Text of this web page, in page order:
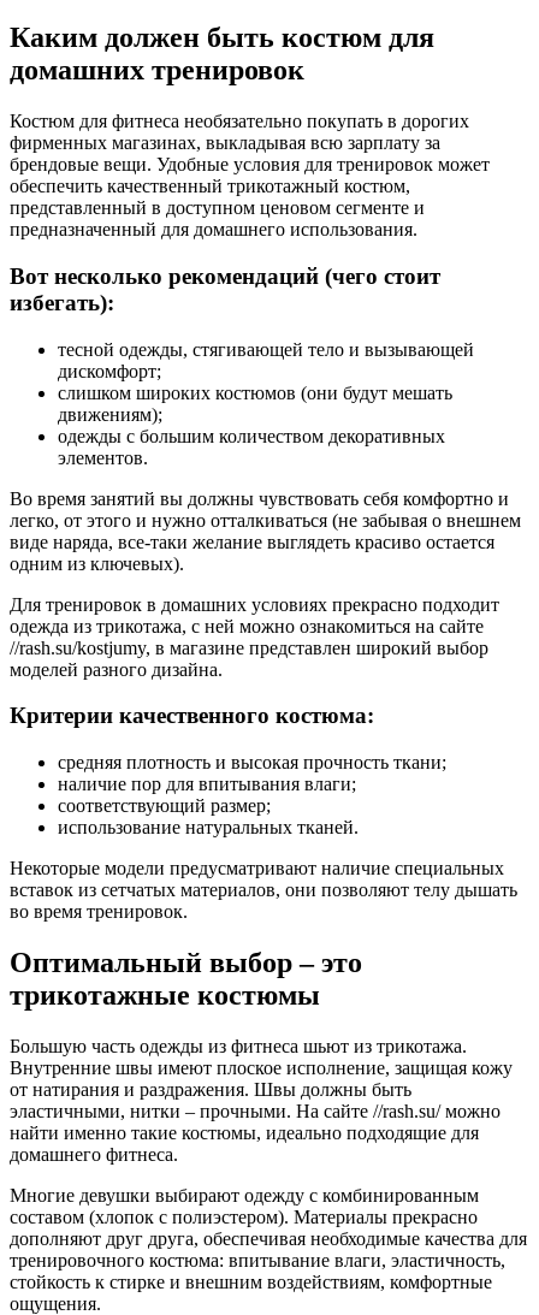
Каким должен быть костюм для
домашних тренировок
Костюм для фитнеса необязательно покупать в дорогих
фирменных магазинах, выкладывая всю зарплату за
брендовые вещи. Удобные условия для тренировок может
обеспечить качественный трикотажный костюм,
представленный в доступном ценовом сегменте и
предназначенный для домашнего использования.
Вот несколько рекомендаций (чего стоит
избегать):
тесной одежды, стягивающей тело и вызывающей
дискомфорт;
слишком широких костюмов (они будут мешать
движениям);
одежды с большим количеством декоративных
элементов.
Во время занятий вы должны чувствовать себя комфортно и
легко, от этого и нужно отталкиваться (не забывая о внешнем
виде наряда, все-таки желание выглядеть красиво остается
одним из ключевых).
Для тренировок в домашних условиях прекрасно подходит
одежда из трикотажа, с ней можно ознакомиться на сайте
//rash.su/kostjumy, в магазине представлен широкий выбор
моделей разного дизайна.
Критерии качественного костюма:
средняя плотность и высокая прочность ткани;
наличие пор для впитывания влаги;
соответствующий размер;
использование натуральных тканей.
Некоторые модели предусматривают наличие специальных
вставок из сетчатых материалов, они позволяют телу дышать
во время тренировок.
Оптимальный выбор – это
трикотажные костюмы
Большую часть одежды из фитнеса шьют из трикотажа.
Внутренние швы имеют плоское исполнение, защищая кожу
от натирания и раздражения. Швы должны быть
эластичными, нитки – прочными. На сайте //rash.su/ можно
найти именно такие костюмы, идеально подходящие для
домашнего фитнеса.
Многие девушки выбирают одежду с комбинированным
составом (хлопок с полиэстером). Материалы прекрасно
дополняют друг друга, обеспечивая необходимые качества для
тренировочного костюма: впитывание влаги, эластичность,
стойкость к стирке и внешним воздействиям, комфортные
ощущения.